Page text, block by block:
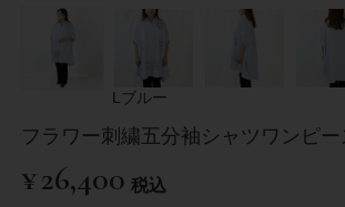
Lブルー
フラワー刺繍五分袖シャツワンピー
¥26,400 税込